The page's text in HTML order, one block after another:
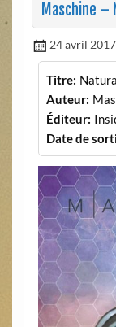
Maschine –
24 avril 2017
Titre:
Auteur:
Éditeur:
Date de